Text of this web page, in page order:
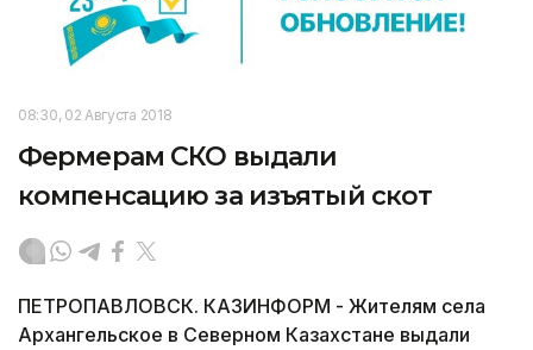
08:30, 02 Августа 2018
Фермерам СКО выдали
компенсацию за изъятый скот
ПЕТРОПАВЛОВСК. КАЗИНФОРМ - Жителям села
Архангельское в Северном Казахстане выдали